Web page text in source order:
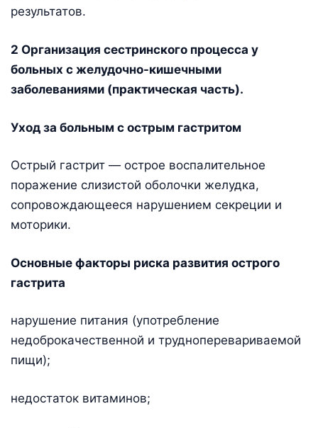
результатов.
2 Организация сестринского процесса у
больных с желудочно-кишечными
заболеваниями (практическая часть).
Уход за больным с острым гастритом
Острый гастрит — острое воспалительное
поражение слизистой оболочки желудка,
сопровождающееся нарушением секреции и
моторики.
Основные факторы риска развития острого
гастрита
нарушение питания (употребление
недоброкачественной и трудноперевариваемой
пищи);
недостаток витаминов;